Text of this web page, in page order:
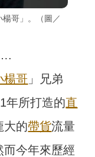
哥」。（圖／
楊哥 」兄弟
年所打造的直
大的帶貨流量
而今年來歷經